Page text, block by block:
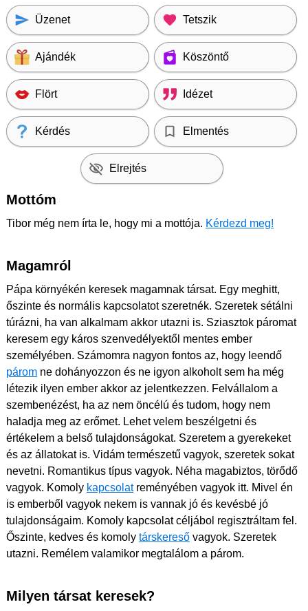
Üzenet Tetszik
Ajándék Köszöntő
Flört Idézet
Kérdés Elmentés
Elrejtés
Mottóm
Tibor még nem írta le, hogy mi a mottója. Kérdezd meg!
Magamról
Pápa környékén keresek magamnak társat. Egy meghitt,
őszinte és normális kapcsolatot szeretnék. Szeretek sétálni
túrázni, ha van alkalmam akkor utazni is. Sziasztok páromat
keresem egy káros szenvedélyektől mentes ember
személyében. Számomra nagyon fontos az, hogy leendő
párom ne dohányozzon és ne igyon alkoholt sem ha még
létezik ilyen ember akkor az jelentkezzen. Felvállalom a
szembenézést, ha az nem öncélú és tudom, hogy nem
haladja meg az erőmet. Lehet velem beszélgetni és
értékelem a belső tulajdonságokat. Szeretem a gyerekeket
és az állatokat is. Vidám természetű vagyok, szeretek sokat
nevetni. Romantikus típus vagyok. Néha magabiztos, törődő
vagyok. Komoly kapcsolatreményében vagyok itt. Mivel én
is emberből vagyok nekem is vannak jó és kevésbé jó
tulajdonságaim. Komoly kapcsolat céljábol regisztráltam fel.
Őszinte, kedves és komoly társkereső vagyok. Szeretek
utazni. Remélem valamikor megtalálom a párom.
Milyen társat keresek?